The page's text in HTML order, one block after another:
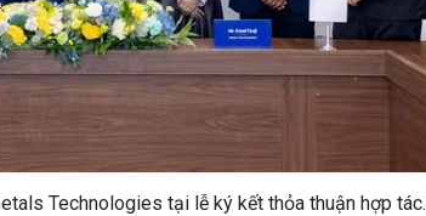
Technologies tại lễ ký kết thỏa thuận hợp tác.